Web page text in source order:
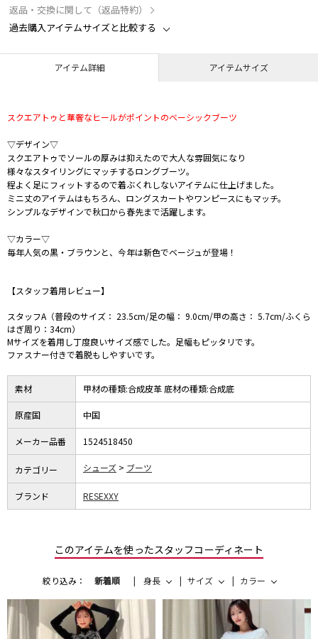
返品・交換に関して（返品特約）
過去購入アイテムサイズと比較する
アイテム詳細 アイテムサイズ
スクエアトゥと華奢なヒールがポイントのベーシックブーツ
▽デザイン▽
スクエアトゥでソールの厚みは抑えたので大人な雰囲気になり
様々なスタイリングにマッチするロングブーツ。
程よく足にフィットするので着ぶくれしないアイテムに仕上げました。
ミニ丈のアイテムはもちろん、ロングスカートやワンピースにもマッチ。
シンプルなデザインで秋口から春先まで活躍します。
▽カラー▽
毎年人気の黒・ブラウンと、今年は新色でベージュが登場！
【スタッフ着用レビュー】
スタッフA（普段のサイズ： 23.5cm/足の幅： 9.0cm/甲の高さ： 5.7cm/ふくら
はぎ周り：34cm）
Mサイズを着用し丁度良いサイズ感でした。足幅もピッタリです。
ファスナー付きで着脱もしやすいです。
素材 甲材の種類:合成皮革 底材の種類:合成底
原産国 中国
メーカー品番 1524518450
カテゴリー シューズ ブーツ
ブランド RESEXXY
このアイテムを使ったスタッフコーディネート
絞り込み： 新着順 身長 サイズ カラー